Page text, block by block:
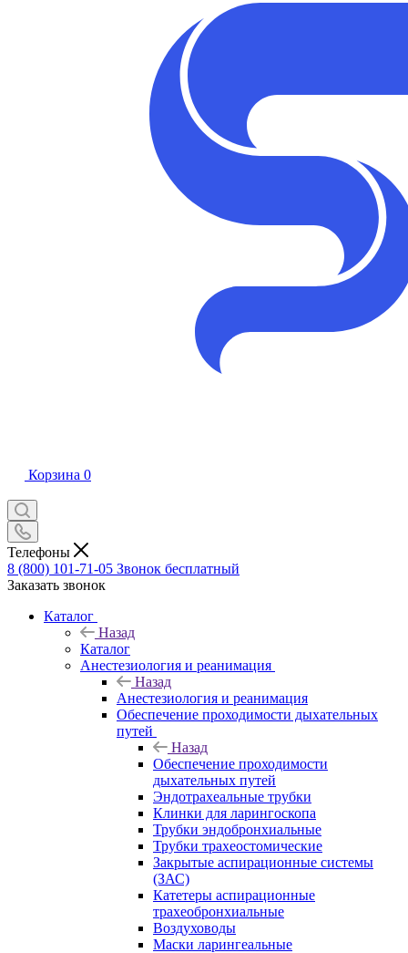
Корзина 0
Телефоны
8 (800) 101-71-05 Звонок бесплатный
Заказать звонок
Каталог
Назад
Каталог
Анестезиология и реанимация
Назад
Анестезиология и реанимация
Обеспечение проходимости дыхательных
путей
Назад
Обеспечение проходимости
дыхательных путей
Эндотрахеальные трубки
Клинки для ларингоскопа
Трубки эндобронхиальные
Трубки трахеостомические
Закрытые аспирационные системы
(ЗАС)
Катетеры аспирационные
трахеобронхиальные
Воздуховоды
Маски ларингеальные